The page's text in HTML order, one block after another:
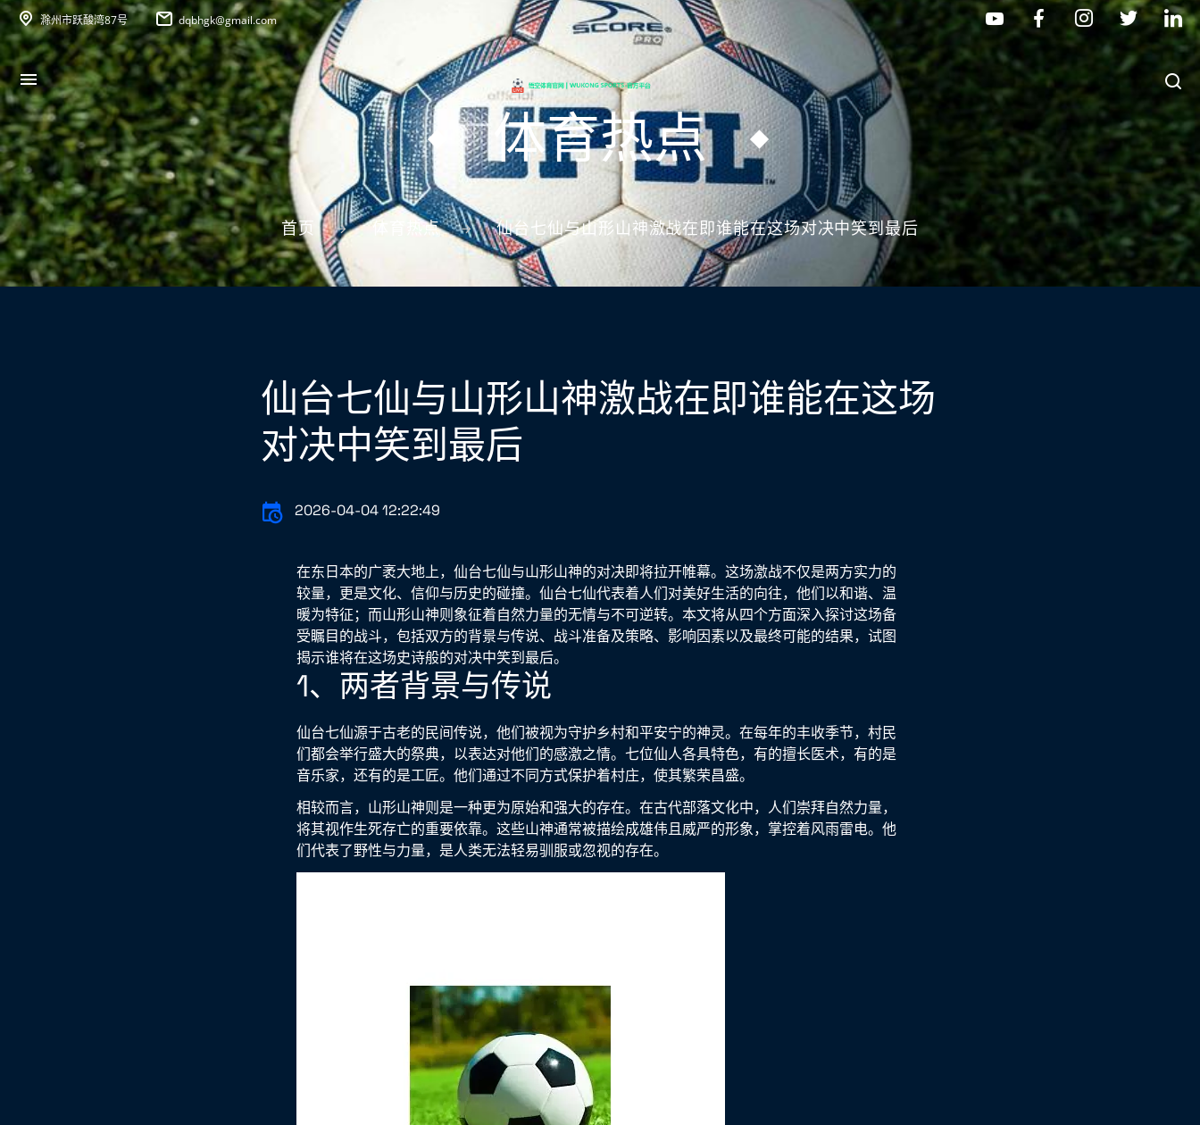
滁州市跃酸湾87号 dqbhgk@gmail.com
体育热点
首页 体育热点 仙台七仙与山形山神激战在即谁能在这场对决中笑到最后
仙台七仙与山形山神激战在即谁能在这场
对决中笑到最后
2026-04-04 12:22:49
在东日本的广袤大地上，仙台七仙与山形山神的对决即将拉开帷幕。这场激战不仅是两方实力的
较量，更是文化、信仰与历史的碰撞。仙台七仙代表着人们对美好生活的向往，他们以和谐、温
暖为特征；而山形山神则象征着自然力量的无情与不可逆转。本文将从四个方面深入探讨这场备
受瞩目的战斗，包括双方的背景与传说、战斗准备及策略、影响因素以及最终可能的结果，试图
揭示谁将在这场史诗般的对决中笑到最后。
1、两者背景与传说
仙台七仙源于古老的民间传说，他们被视为守护乡村和平安宁的神灵。在每年的丰收季节，村民
们都会举行盛大的祭典，以表达对他们的感激之情。七位仙人各具特色，有的擅长医术，有的是
音乐家，还有的是工匠。他们通过不同方式保护着村庄，使其繁荣昌盛。
相较而言，山形山神则是一种更为原始和强大的存在。在古代部落文化中，人们崇拜自然力量，
将其视作生死存亡的重要依靠。这些山神通常被描绘成雄伟且威严的形象，掌控着风雨雷电。他
们代表了野性与力量，是人类无法轻易驯服或忽视的存在。